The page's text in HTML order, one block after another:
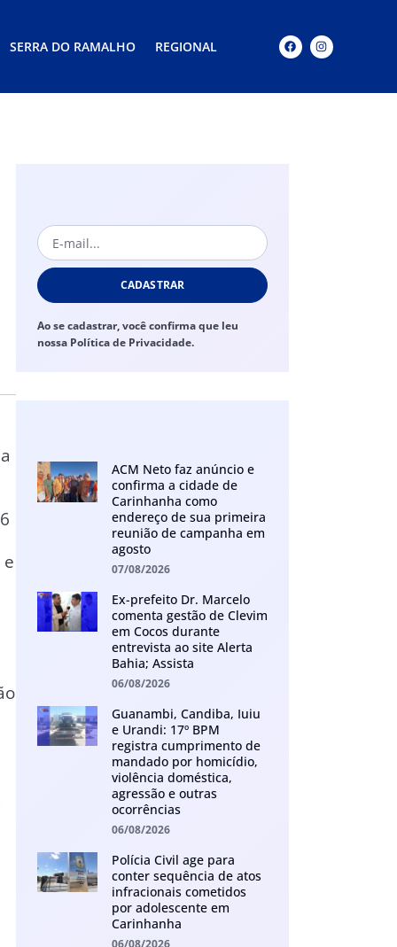
SERRA DO RAMALHO REGIONAL
CADASTRAR
Ao se cadastrar, você confirma que leu
nossa Política de Privacidade.
ACM Neto faz anúncio e
confirma a cidade de
Carinhanha como
endereço de sua primeira
reunião de campanha em
agosto
07/08/2026
Ex-prefeito Dr. Marcelo
comenta gestão de Clevim
em Cocos durante
entrevista ao site Alerta
Bahia; Assista
06/08/2026
Guanambi, Candiba, Iuiu
e Urandi: 17º BPM
registra cumprimento de
mandado por homicídio,
violência doméstica,
agressão e outras
ocorrências
06/08/2026
Polícia Civil age para
conter sequência de atos
infracionais cometidos
por adolescente em
Carinhanha